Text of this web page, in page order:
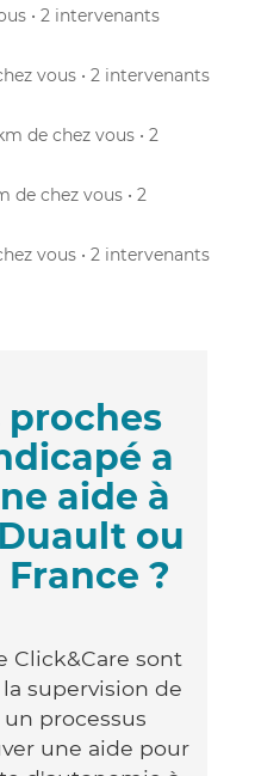
• 2 intervenants
vous • 2 intervenants
de chez vous • 2
de chez vous • 2
vous • 2 intervenants
proches
a
aide à
ou
?
Click&Care sont
supervision de
processus
une aide pour